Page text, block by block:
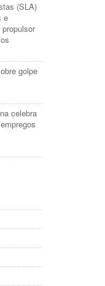
(SLA)
e
golpe
celebra